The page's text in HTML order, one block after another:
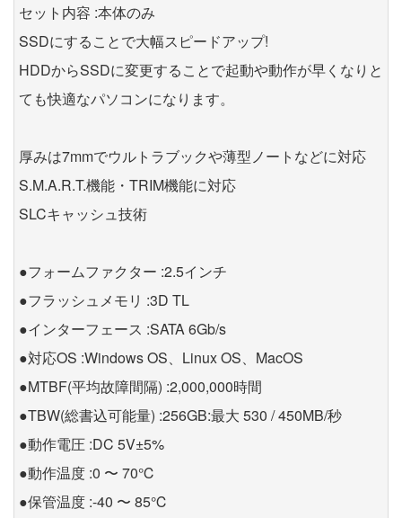
セット内容 :本体のみ
SSDにすることで大幅スピードアップ!
HDDからSSDに変更することで起動や動作が早くなりと
ても快適なパソコンになります。
厚みは7mmでウルトラブックや薄型ノートなどに対応
S.M.A.R.T.機能・TRIM機能に対応
SLCキャッシュ技術
●フォームファクター :2.5インチ
●フラッシュメモリ :3D TL
●インターフェース :SATA 6Gb/s
●対応OS :Windows OS、Linux OS、MacOS
●MTBF(平均故障間隔) :2,000,000時間
●TBW(総書込可能量) :256GB:最大 530 / 450MB/秒
●動作電圧 :DC 5V±5%
●動作温度 :0 〜 70℃
●保管温度 :-40 〜 85℃